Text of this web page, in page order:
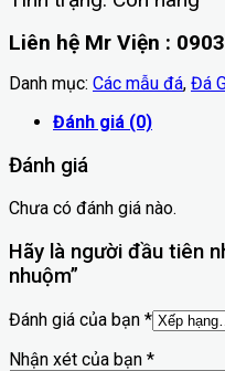
Liên hệ Mr Viện :
Danh mục: Các mẫu đá, Đá
Đánh giá (0)
Đánh giá
Chưa có đánh giá nào.
Hãy là người đầu tiên
nhuộm”
Đánh giá của bạn *
Nhận xét của bạn *